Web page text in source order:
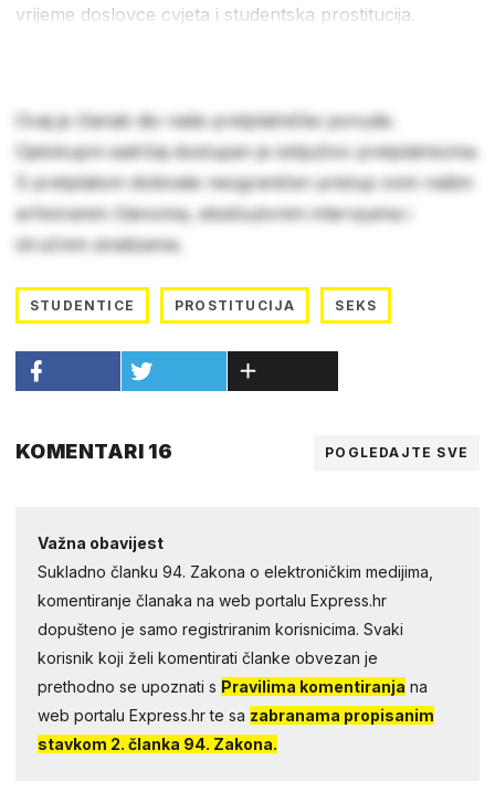
vrijeme doslovce cvjeta i studentska prostitucija.
Ovaj je članak dio naše pretplatničke ponude.
Cjelokupni sadržaj dostupan je isključivo pretplatnicima.
S pretplatom dobivate neograničen pristup svim našim
arhiviranim člancima, ekskluzivnim intervjuima i
stručnim analizama.
STUDENTICE PROSTITUCIJA SEKS
KOMENTARI 16 POGLEDAJTE SVE
Važna obavijest
Sukladno članku 94. Zakona o elektroničkim medijima,
komentiranje članaka na web portalu Express.hr
dopušteno je samo registriranim korisnicima. Svaki
korisnik koji želi komentirati članke obvezan je
prethodno se upoznati s Pravilima komentiranja na
web portalu Express.hr te sa zabranama propisanim
stavkom 2. članka 94. Zakona.